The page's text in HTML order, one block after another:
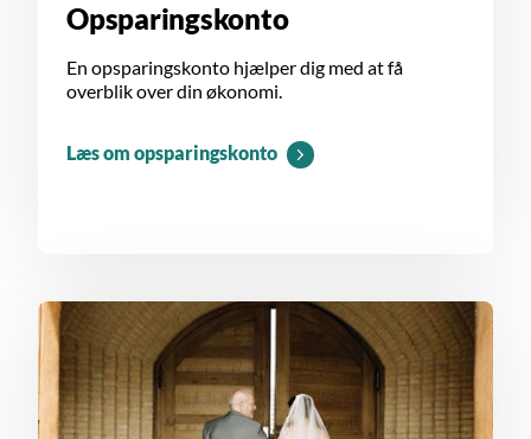
Opsparingskonto
En opsparingskonto hjælper dig med at få
overblik over din økonomi.
Læs om opsparingskonto